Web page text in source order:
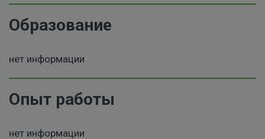
Образование
нет информации
Опыт работы
нет информации